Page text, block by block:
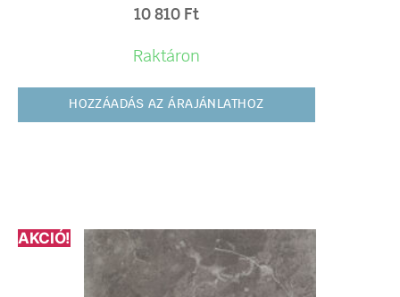
10 810 Ft
Raktáron
HOZZÁADÁS AZ ÁRAJÁNLATHOZ
AKCIÓ!